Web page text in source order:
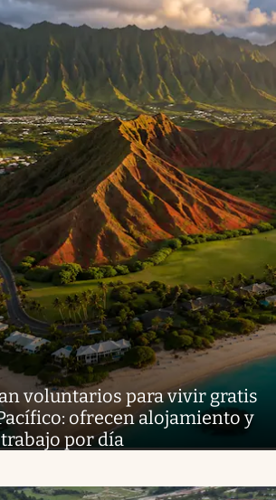
voluntarios para vivir gratis
ofrecen alojamiento y
por día